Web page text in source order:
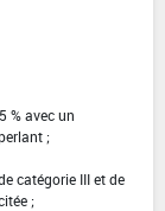
% avec un
;
catégorie III et de
;